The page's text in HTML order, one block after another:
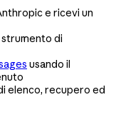
e ricevi un
di
usando il
elenco, recupero ed